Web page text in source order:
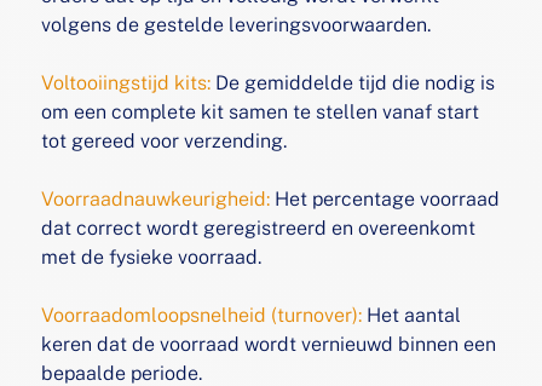
volgens de gestelde leveringsvoorwaarden.
Voltooiingstijd kits: De gemiddelde tijd die nodig is
om eencomplete kit samen te stellen vanaf start
tot gereed voorverzending.
Voorraadnauwkeurigheid: Het percentage voorraad
datcorrect wordt geregistreerd en overeenkomt
met defysieke voorraad.
Voorraadomloopsnelheid (turnover): Het aantal
keren datde voorraad wordt vernieuwd binnen een
bepaalde periode.